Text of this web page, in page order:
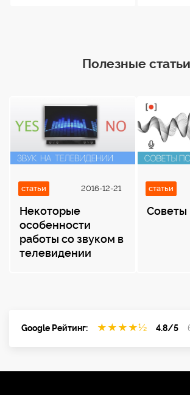
Полезные статьи
статьи 2016-12-21
Некоторые
особенности
работы со звуком в
телевидении
статьи
Советы
Google Рейтинг: ★ ★ ★ ★½ 4.8/5